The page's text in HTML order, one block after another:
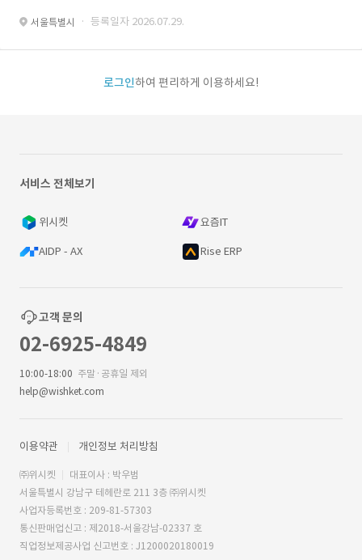
서울특별시 · 등록일자 2026.07.29.
로그인하여 편리하게 이용하세요!
서비스 전체보기
위시켓 요즘IT
AIDP - AX Rise ERP
고객 문의
02-6925-4849
10:00-18:00 주말·공휴일 제외
help@wishket.com
이용약관 개인정보 처리방침
㈜위시켓
대표이사 : 박우범
서울특별시 강남구 테헤란로 211 3층 ㈜위시켓
사업자등록번호 : 209-81-57303
통신판매업신고 : 제2018-서울강남-02337 호
직업정보제공사업 신고번호 : J1200020180019